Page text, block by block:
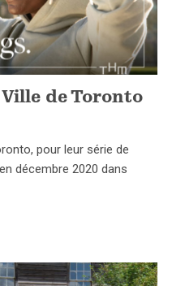
Ville de Toronto
pour leur série de
décembre 2020 dans